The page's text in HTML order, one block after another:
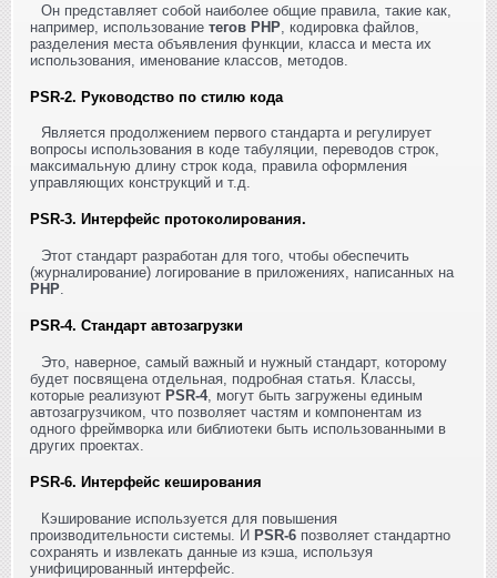
Он представляет собой наиболее общие правила, такие как,
например, использование тегов PHP , кодировка файлов,
разделения места объявления функции, класса и места их
использования, именование классов, методов.
PSR-2. Руководство по стилю кода
Является продолжением первого стандарта и регулирует
вопросы использования в коде табуляции, переводов строк,
максимальную длину строк кода, правила оформления
управляющих конструкций и т.д.
PSR-3. Интерфейс протоколирования.
Этот стандарт разработан для того, чтобы обеспечить
(журналирование) логирование в приложениях, написанных на
PHP.
PSR-4. Стандарт автозагрузки
Это, наверное, самый важный и нужный стандарт, которому
будет посвящена отдельная, подробная статья. Классы,
которые реализуют PSR-4, могут быть загружены единым
автозагрузчиком, что позволяет частям и компонентам из
одного фреймворка или библиотеки быть использованными в
других проектах.
PSR-6. Интерфейс кеширования
Кэширование используется для повышения
производительности системы. И PSR-6 позволяет стандартно
сохранять и извлекать данные из кэша, используя
унифицированный интерфейс.